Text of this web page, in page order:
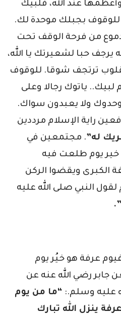
عند الله، فلبيك
بجبلك موحدة لك.
من فرحة الوقف تحت
يرجف حبا لشعيرتك يا الله،
ترتجف شوقا. للوقوف
ياتوك رجالا وعلى
ولا يعبدون سواك.
راية الإسلام مرددين
له”. مجتمعين في
يوم طلعت فيه
الكبرى ويقضوا الركن
النبي صلى الله عليه
عرفة هو خيُر يوم
رضي الله عنه عن
عليه وسلم.: “ما من يوم
ينزل الله تبارك